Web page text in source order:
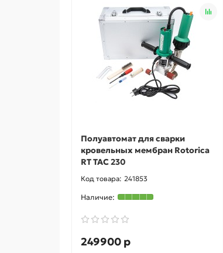
Полуавтомат для сварки
кровельных мембран Rotorica
RT TAC 230
241853
249900 р